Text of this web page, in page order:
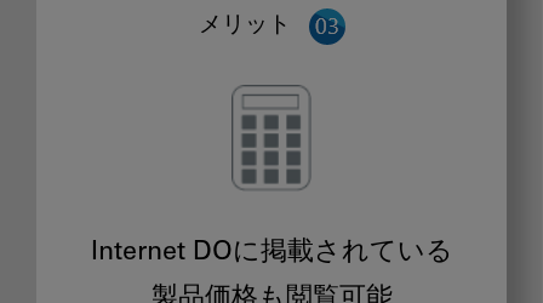
メリット
Internet DOに掲載されている